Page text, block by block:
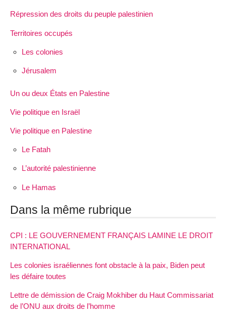
Répression des droits du peuple palestinien
Territoires occupés
Les colonies
Jérusalem
Un ou deux États en Palestine
Vie politique en Israël
Vie politique en Palestine
Le Fatah
L’autorité palestinienne
Le Hamas
Dans la même rubrique
CPI : LE GOUVERNEMENT FRANÇAIS LAMINE LE DROIT
INTERNATIONAL
Les colonies israéliennes font obstacle à la paix, Biden peut
les défaire toutes
Lettre de démission de Craig Mokhiber du Haut Commissariat
de l’ONU aux droits de l’homme